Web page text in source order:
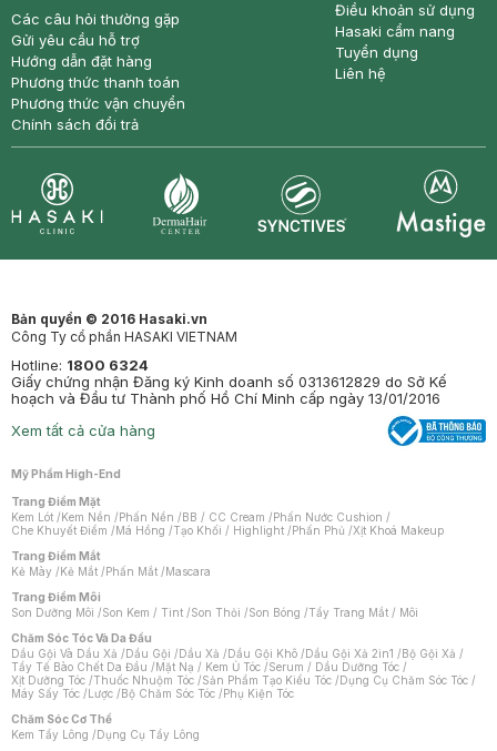
Các câu hỏi thường gặp
Gửi yêu cầu hỗ trợ
Hướng dẫn đặt hàng
Phương thức thanh toán
Phương thức vận chuyển
Chính sách đổi trả
Điều khoản sử dụng
Hasaki cẩm nang
Tuyển dụng
Liên hệ
Bản quyền © 2016 Hasaki.vn
Công Ty cổ phần HASAKI VIETNAM
Hotline: 1800 6324
Giấy chứng nhận Đăng ký Kinh doanh số 0313612829 do Sở Kế
hoạch và Đầu tư Thành phố Hồ Chí Minh cấp ngày 13/01/2016
Xem tất cả cửa hàng
Mỹ Phẩm High-End
Trang Điểm Mặt
Kem Lót /Kem Nền /Phấn Nền /BB / CC Cream /Phấn Nước Cushion /
Che Khuyết Điểm /Má Hồng /Tạo Khối / Highlight /Phấn Phủ /Xịt Khoá Makeup
Trang Điểm Mắt
Kẻ Mày /Kẻ Mắt /Phấn Mắt /Mascara
Trang Điểm Môi
Son Dưỡng Môi /Son Kem / Tint /Son Thỏi /Son Bóng /Tẩy Trang Mắt / Môi
Chăm Sóc Tóc Và Da Đầu
Dầu Gội Và Dầu Xả /Dầu Gội /Dầu Xả /Dầu Gội Khô /Dầu Gội Xả 2in1 /Bộ Gội Xả /
Tẩy Tế Bào Chết Da Đầu /Mặt Nạ / Kem Ủ Tóc /Serum / Dầu Dưỡng Tóc /
Xịt Dưỡng Tóc /Thuốc Nhuộm Tóc /Sản Phẩm Tạo Kiểu Tóc /Dụng Cụ Chăm Sóc Tóc /
Máy Sấy Tóc /Lược /Bộ Chăm Sóc Tóc /Phụ Kiện Tóc
Chăm Sóc Cơ Thể
Kem Tẩy Lông /Dụng Cụ Tẩy Lông